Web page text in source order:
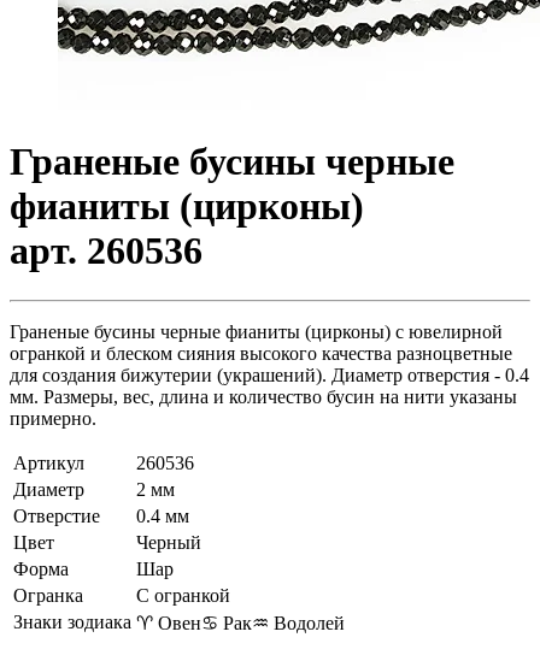
Граненые бусины черные
фианиты (цирконы)
арт. 260536
Граненые бусины черные фианиты (цирконы) с ювелирной
огранкой и блеском сияния высокого качества разноцветные
для создания бижутерии (украшений). Диаметр отверстия - 0.4
мм. Размеры, вес, длина и количество бусин на нити указаны
примерно.
Артикул
260536
Диаметр
2 мм
Отверстие
0.4 мм
Цвет
Черный
Форма
Шар
Огранка
С огранкой
Знаки зодиака ♈ Овен♋ Рак♒ Водолей